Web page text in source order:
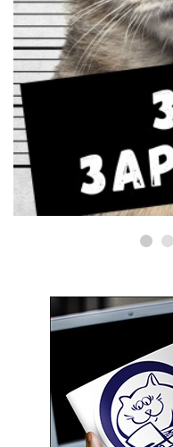
РЕМОНТ MACBOOK
Ремонт MacBook